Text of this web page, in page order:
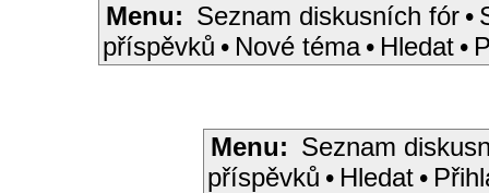
Menu: Seznam diskusních fór •
příspěvků • Nové téma • Hledat •
Menu: Seznam
příspěvků • Hledat •